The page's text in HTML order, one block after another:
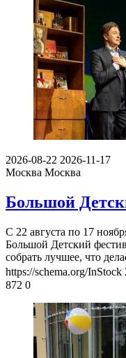
2026-08-22 2026-11-17
Москва Москва
Большой
С 22 августа по 17
Большой Детский
собрать лучшее, что
https://schema.org/InStock
872 0